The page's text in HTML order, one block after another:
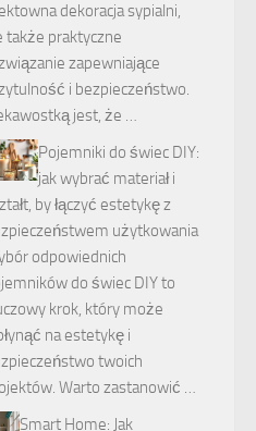
dekoracja sypialni,
także praktyczne
zapewniające
i bezpieczeństwo.
jest, że …
Pojemniki do świec DIY:
jak wybrać materiał i
by łączyć estetykę z
użytkowania
odpowiednich
do świec DIY to
krok, który może
na estetykę i
twoich
Warto zastanowić …
Smart Home: Jak